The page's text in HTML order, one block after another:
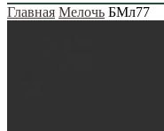
Главная Мелочь БМл77